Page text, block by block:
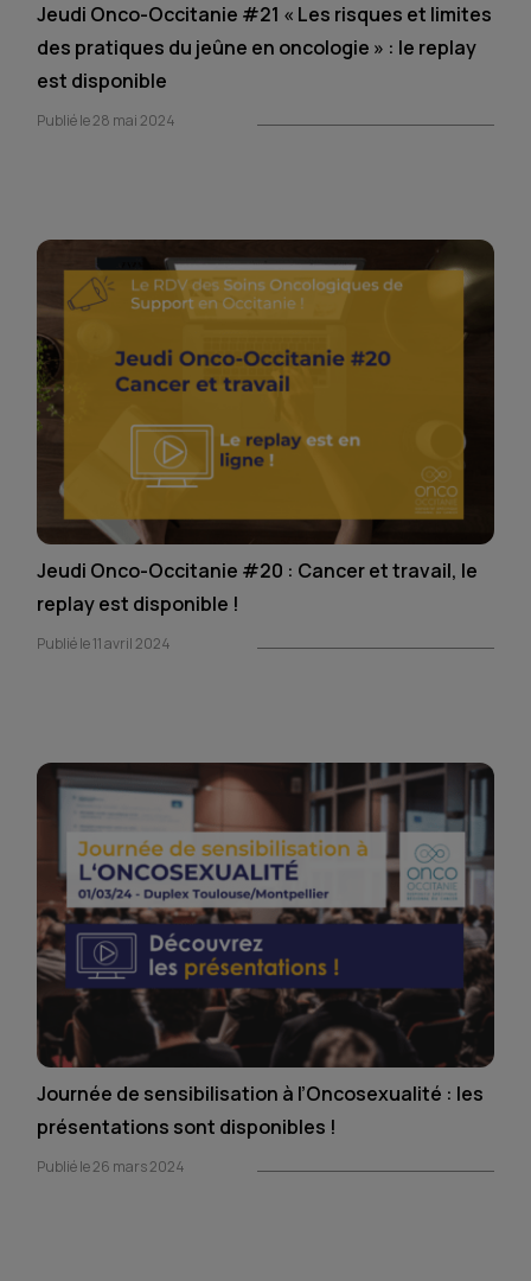
Jeudi Onco-Occitanie #21 « Les risques et limites
des pratiques du jeûne en oncologie » : le replay
est disponible
Publié le 28 mai 2024
Jeudi Onco-Occitanie #20 : Cancer et travail, le
replay est disponible !
Publié le 11 avril 2024
Journée de sensibilisation à l’Oncosexualité : les
présentations sont disponibles !
Publié le 26 mars 2024